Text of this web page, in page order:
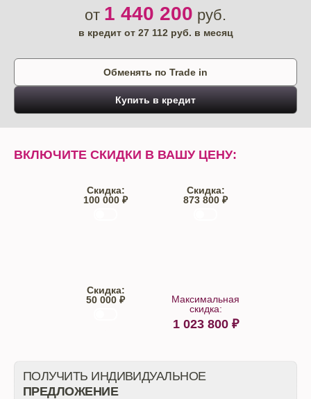
от 1 440 200 руб.
в кредит от 27 112 руб. в месяц
Обменять по Trade in
Купить в кредит
ВКЛЮЧИТЕ СКИДКИ В ВАШУ ЦЕНУ:
Скидка:
100 000 ₽
Скидка:
873 800 ₽
Скидка:
50 000 ₽
Максимальная
скидка:
1 023 800₽
ПОЛУЧИТЬ ИНДИВИДУАЛЬНОЕ
ПРЕДЛОЖЕНИЕ